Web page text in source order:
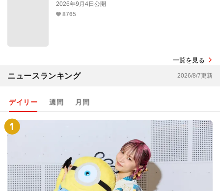
2026年9月4日公開
8765
一覧を見る
ニュースランキング 2026/8/7更新
デイリー 週間 月間